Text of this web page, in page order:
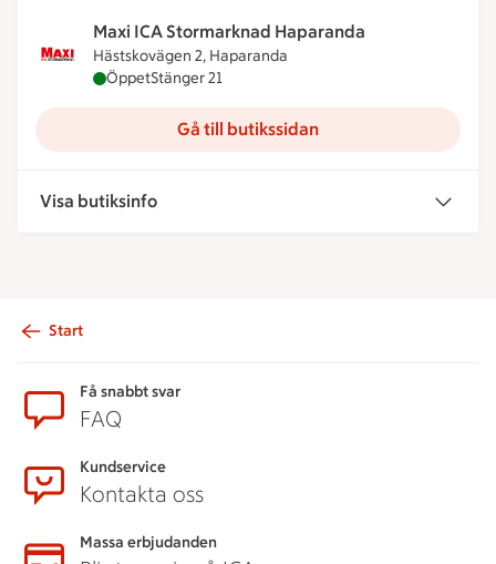
Maxi ICA Stormarknad Haparanda
Hästskovägen 2, Haparanda
Maxi ICA Stormarknad Haparanda är öppen nu,
ÖppetStänger 21
Gå till butikssidan
Visa butiksinfo
Start
Få snabbt svar
FAQ
Kundservice
Kontakta oss
Massa erbjudanden